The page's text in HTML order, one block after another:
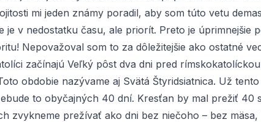
mi jeden známy poradil, aby som túto vetu
je v nedostatku času, ale priorít. Preto je úprimnejšie
Nepovažoval som to za dôležitejšie ako ostatné
začínajú Veľký pôst dva dni pred
obdobie nazývame aj Svätá Štyridsiatnica. Už
to obyčajných 40 dní. Kresťan by mal prežiť 40
zvykneme prežívať ako dni bez niečoho – bez